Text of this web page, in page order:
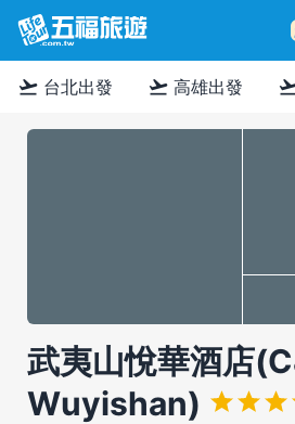
flight_takeoff 台北出發 flight_takeoff 高雄出發
武夷山悅華酒店
Wuyishan)